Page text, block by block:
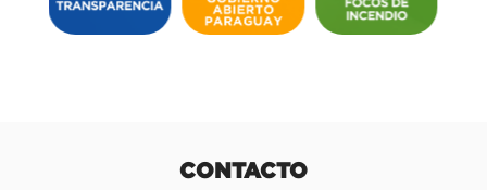
CONTACTO